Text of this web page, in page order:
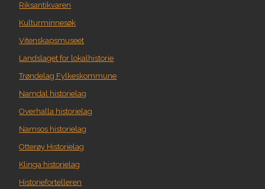
Riksantikvaren
Kulturminnesøk
Vitenskapsmuseet
Landslaget for lokalhistorie
Trøndelag Fylkeskommune
Namdal historielag
Overhalla historielag
Namsos historielag
Otterøy Historielag
Klinga historielag
Historiefortelleren